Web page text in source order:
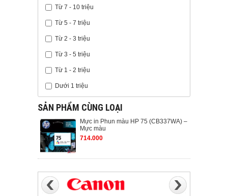
Từ 7 - 10 triệu
Từ 5 - 7 triệu
Từ 2 - 3 triệu
Từ 3 - 5 triệu
Từ 1 - 2 triệu
Dưới 1 triệu
SẢN PHẨM CÙNG LOẠI
Mực in Phun màu HP 75 (CB337WA) –
Mực màu
714.000